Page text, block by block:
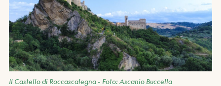
Il Castello di Roccascalegna - Foto: Ascanio Buccella